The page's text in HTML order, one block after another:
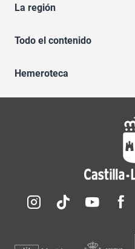
La región
Todo el contenido
Hemeroteca
Redes sociales JCCM